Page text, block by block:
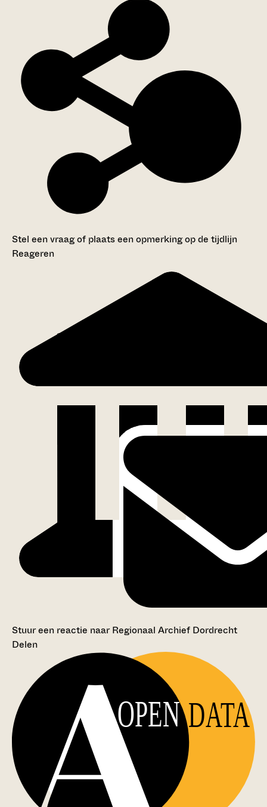
Stel een vraag of plaats een opmerking op de tijdlijn
Reageren
Stuur een reactie naar Regionaal Archief Dordrecht
Delen
OPEN DATA